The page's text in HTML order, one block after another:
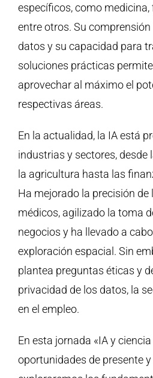
específicos, como
entre otros. Su
datos y su capacidad para
soluciones prácticas
aprovechar al máximo el
respectivas áreas.
En la actualidad, la IA está
industrias y sectores, desde
la agricultura hasta las
Ha mejorado la precisión
médicos, agilizado la toma
negocios y ha llevado a
exploración espacial. Sin
plantea preguntas éticas y
privacidad de los datos, la
en el empleo.
En esta jornada «IA y
oportunidades de presente